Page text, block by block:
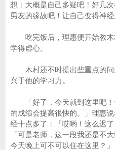
想：大概是自己多疑吧！好几
男友的缘故吧！让自己变得神经
吃完饭后，理惠便开始教木
学得虚心。
木村还不时提出些重点的问
兴于他的学习力。
「好了，今天就到这里吧！
的成绩会提高很快的。」理惠
经十点多了：「哎哟！这么迟
「可是老师，这一段我还是
今天晚上可不可以住在这里？